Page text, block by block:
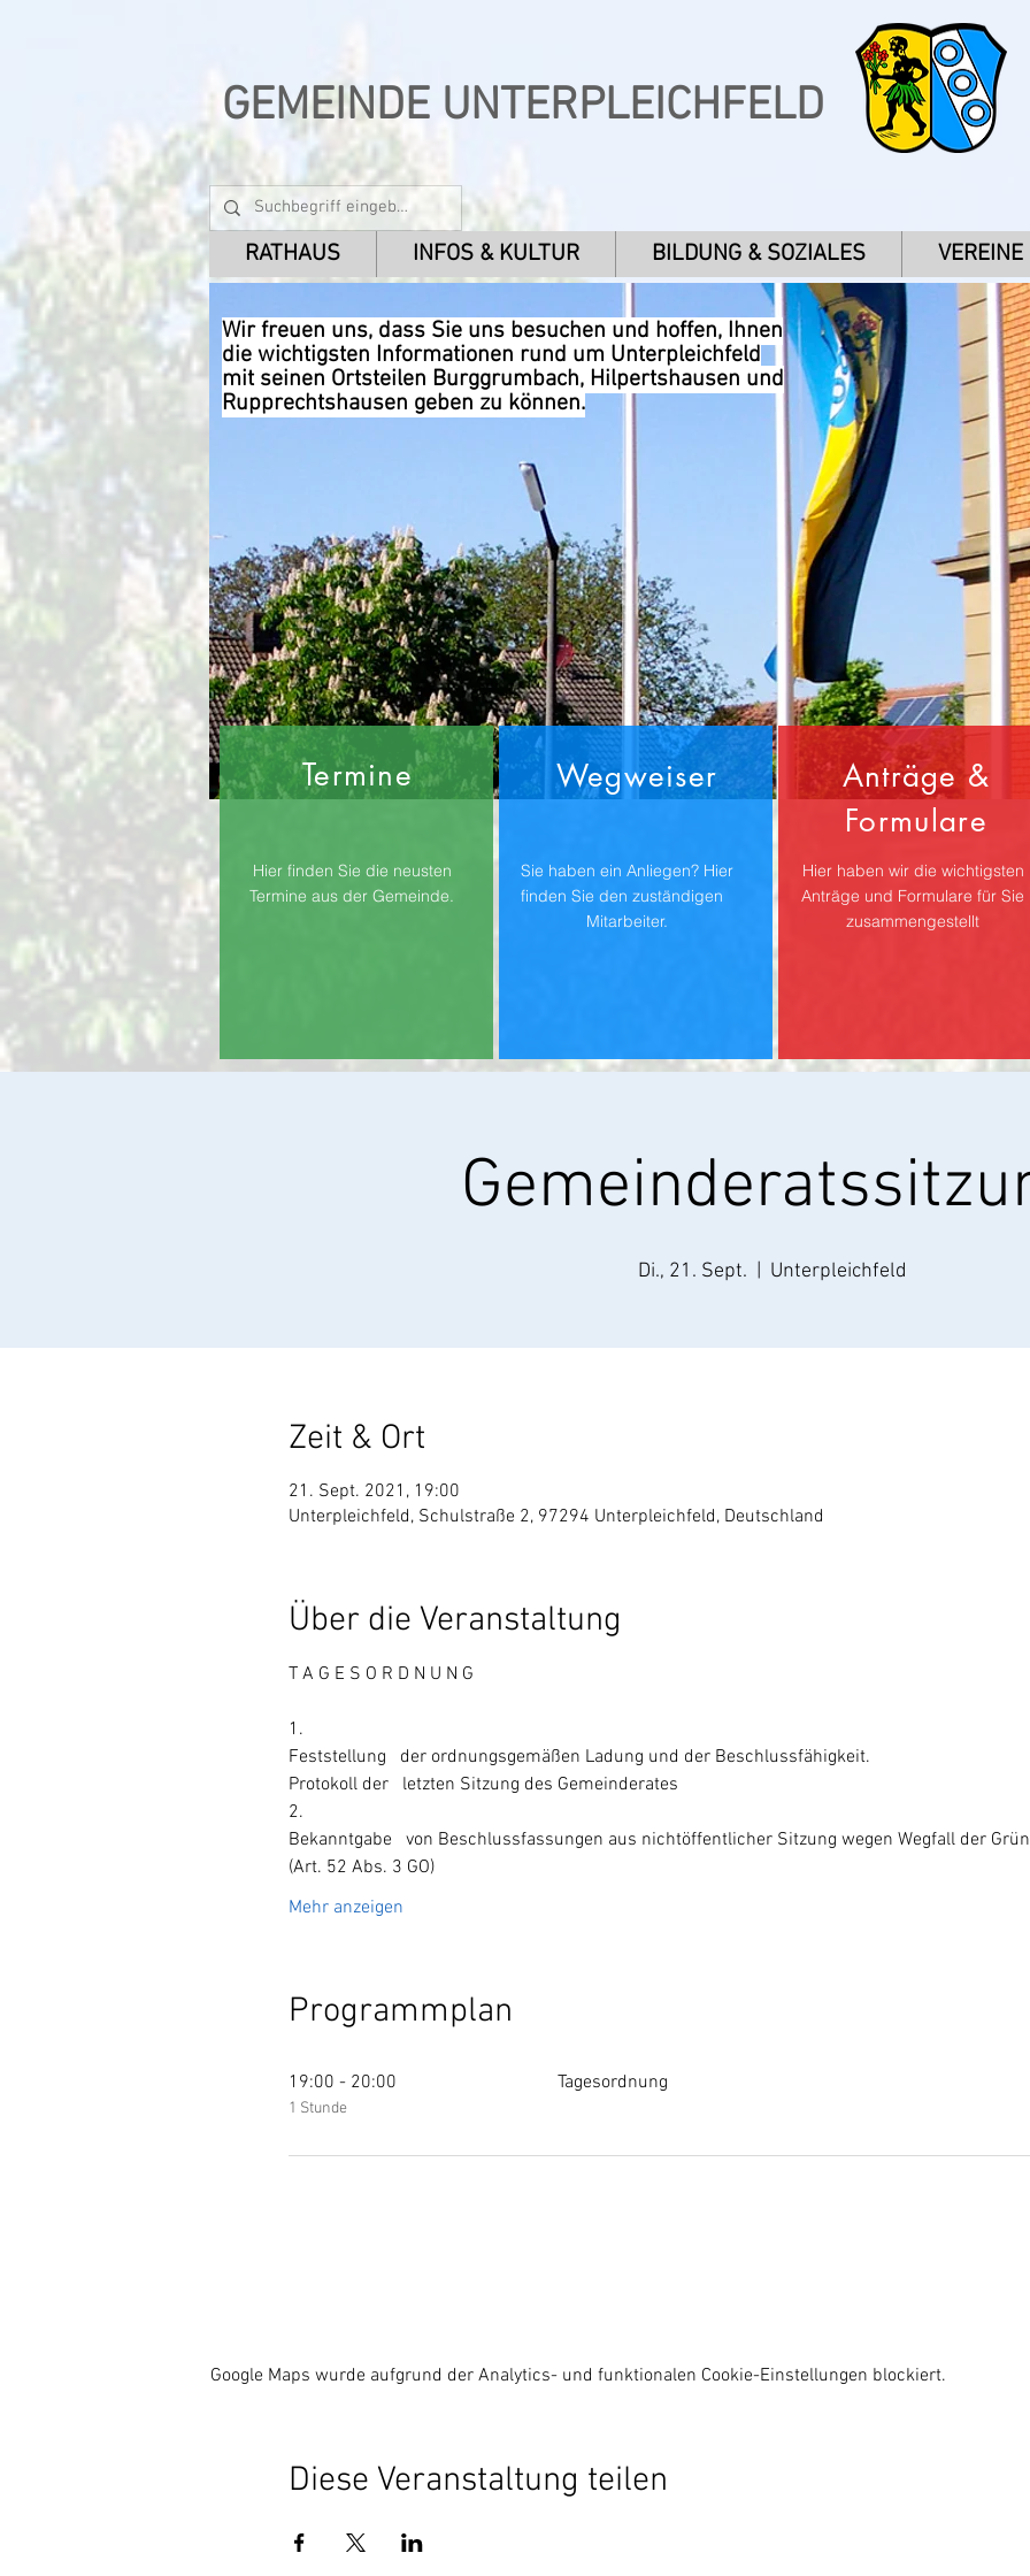
GEMEINDE UNTERPLEICHFELD
RATHAUS INFOS & KULTUR BILDUNG & SOZIALES
Wir freuen uns, dass Sie uns besuchen und hoffen, Ihnen
die wichtigsten Informationen rund um Unterpleichfeld
mit seinen Ortsteilen Burggrumbach, Hilpertshausen und
Rupprechtshausen geben zu können.
Termine
Hier finden Sie die neusten
Termine aus der Gemeinde.
Wegweiser
Sie haben ein Anliegen? Hier
finden Sie den zuständigen
Mitarbeiter.
Anträge &
Formulare
Hier haben wir die wichtigsten
Anträge und Formulare für Sie
zusammengestellt
Di., 21. Sept. Unterpleichfeld
Zeit & Ort
21. Sept. 2021, 19:00
Unterpleichfeld, Schulstraße 2, 97294 Unterpleichfeld, Deutschland
Über die Veranstaltung
1.
Feststellung   der ordnungsgemäßen Ladung und der Beschlussfähigkeit.
Protokoll der   letzten Sitzung des Gemeinderates
2.
Bekanntgabe   von Beschlussfassungen aus nichtöffentlicher Sitzung wegen Wegfall der
(Art. 52 Abs. 3 GO)
Mehr anzeigen
Programmplan
19:00 - 20:00
1 Stunde
Tagesordnung
Google Maps wurde aufgrund der Analytics- und funktionalen Cookie-Einstellungen blockiert.
Diese Veranstaltung teilen